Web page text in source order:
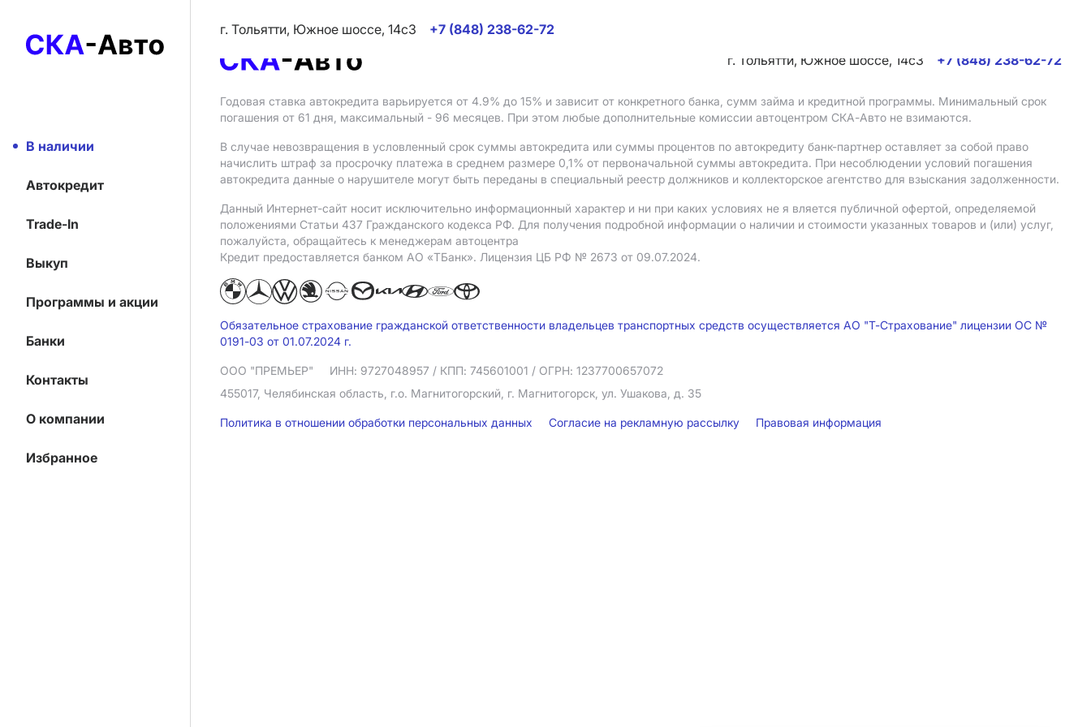
В наличии
Автокредит
Trade-In
Выкуп
Программы и акции
Банки
Контакты
О компании
Избранное
г. Тольятти, Южное шоссе, 14с3
+7 (848) 238-62-72
г. Тольятти, Южное шоссе, 14с3
+7 (848) 238-62-72
Годовая ставка автокредита варьируется от 4.9% до 15% и зависит от конкретного банка, сумм займа и кредитной программы. Минимальный срок
погашения от 61 дня, максимальный - 96 месяцев. При этом любые дополнительные комиссии автоцентром СКА-Авто не взимаются.
В случае невозвращения в условленный срок суммы автокредита или суммы процентов по автокредиту банк-партнер оставляет за собой право
начислить штраф за просрочку платежа в среднем размере 0,1% от первоначальной суммы автокредита. При несоблюдении условий погашения
автокредита данные о нарушителе могут быть переданы в специальный реестр должников и коллекторское агентство для взыскания задолженности.
Данный Интернет-сайт носит исключительно информационный характер и ни при каких условиях не я вляется публичной офертой, определяемой
положениями Статьи 437 Гражданского кодекса РФ. Для получения подробной информации о наличии и стоимости указанных товаров и (или) услуг,
пожалуйста, обращайтесь к менеджерам автоцентра
Кредит предоставляется банком АO «ТБанк». Лицензия ЦБ РФ № 2673 от 09.07.2024.
Обязательное страхование гражданской ответственности владельцев транспортных средств осуществляется АО "Т-Страхование" лицензии ОС №
0191-03 от 01.07.2024 г.
ООО "ПРЕМЬЕР" ИНН: 9727048957 / КПП: 745601001 / ОГРН: 1237700657072
455017, Челябинская область, г.о. Магнитогорский, г. Магнитогорск, ул. Ушакова, д. 35
Политика в отношении обработки персональных данных Согласие на рекламную рассылку Правовая информация